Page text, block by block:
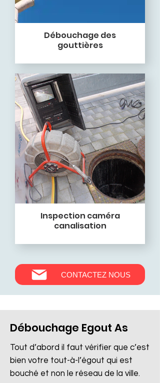
Débouchage des
gouttières
Inspection caméra
canalisation
CONTACTEZ NOUS
Débouchage Egout As
Tout d’abord il faut vérifier que c’est
bien votre tout-à-l’égout qui est
bouché et non le réseau de la ville.